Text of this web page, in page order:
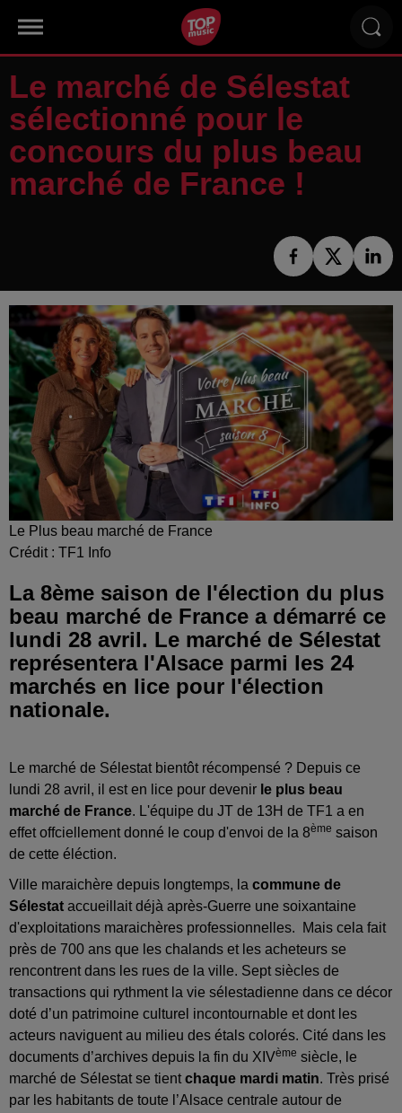
Le marché de Sélestat
sélectionné pour le
concours du plus beau
marché de France !
Le Plus beau marché de France
Crédit : TF1 Info
La 8ème saison de l'élection du plus
beau marché de France a démarré ce
lundi 28 avril. Le marché de Sélestat
représentera l'Alsace parmi les 24
marchés en lice pour l'élection
nationale.
Le marché de Sélestat bientôt récompensé ? Depuis ce
lundi 28 avril, il est en lice pour devenir le plus beau
marché de France. L'équipe du JT de 13H de TF1 a en
effet offciellement donné le coup d'envoi de la 8ème saison
de cette éléction.
Ville maraichère depuis longtemps, la commune de
Sélestat accueillait déjà après-Guerre une soixantaine
d'exploitations maraichères professionnelles. Mais cela fait
près de 700 ans que les chalands et les acheteurs se
rencontrent dans les rues de la ville. Sept siècles de
transactions qui rythment la vie sélestadienne dans ce décor
doté d’un patrimoine culturel incontournable et dont les
acteurs naviguent au milieu des étals colorés. Cité dans les
documents d’archives depuis la fin du XIVème siècle, le
marché de Sélestat se tientchaque mardi matin. Très prisé
par les habitants de toute l’Alsace centrale autour de